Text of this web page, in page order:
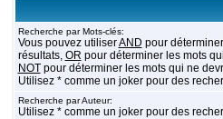
Recherche par Mots-clés:
Vous pouvez utiliserAND pour
résultats, OR pour déterminer les mots
NOTpour déterminer les mots qui ne
Utilisez * comme un joker pour des
Recherche par Auteur:
Utilisez * comme un joker pour des